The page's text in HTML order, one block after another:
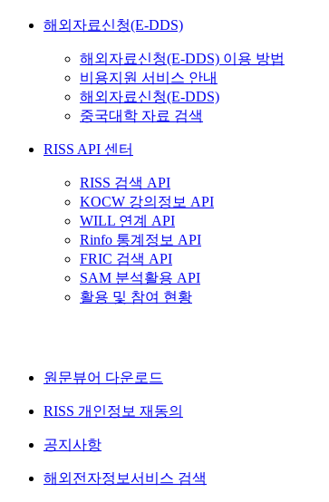
해외자료신청(E-DDS)
해외자료신청(E-DDS) 이용 방법
비용지원 서비스 안내
해외자료신청(E-DDS)
중국대학 자료 검색
RISS API 센터
RISS 검색 API
KOCW 강의정보 API
WILL 연계 API
Rinfo 통계정보 API
FRIC 검색 API
SAM 분석활용 API
활용 및 참여 현황
원문뷰어 다운로드
RISS 개인정보 재동의
공지사항
해외전자정보서비스 검색